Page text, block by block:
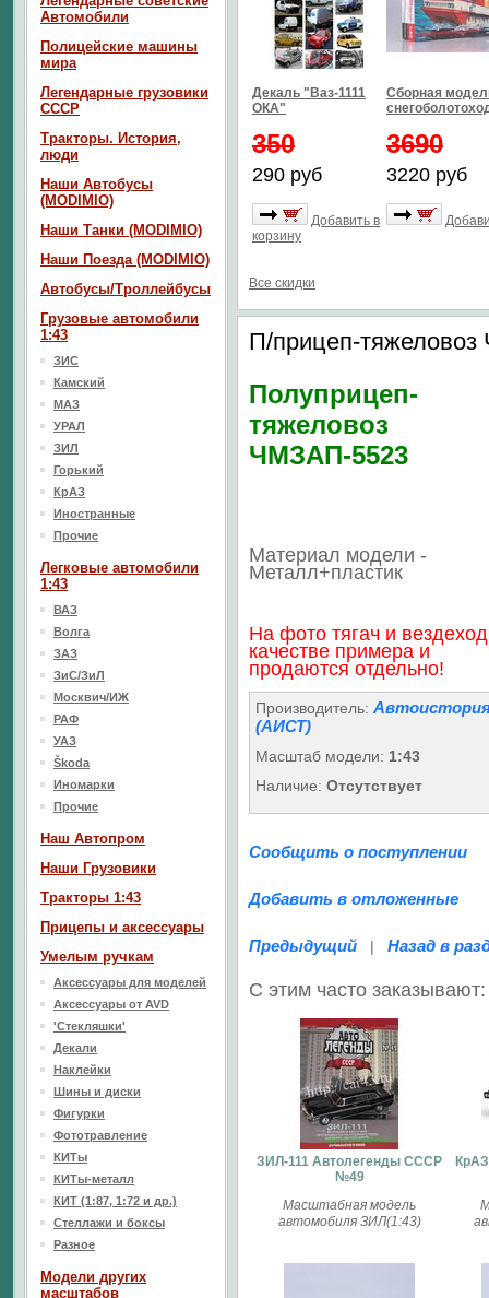
Декаль "Ваз-1111
ОКА"
350
290 руб
Добавить в
корзину
Сборная
3690
3220 руб
Все скидки
П/прицеп-
Полуприцеп-
тяжеловоз
ЧМЗАП-5523
Материал модели -
Металл+пластик
На фото тягач и
качестве примера и
продаются отдельно!
Производитель:
(АИСТ)
Масштаб модели: 1:43
Наличие: Отсутствует
Сообщить о поступлении
Добавить в отложенные
Предыдущий | Назад в
С этим часто заказывают:
ЗИЛ-111 Автолегенды СССР
№49
Масштабная модель
автомобиля ЗИЛ(1:43)
Автомобили
Полицейские машины
мира
Легендарные грузовики
СССР
Тракторы. История,
люди
Наши Автобусы
(MODIMIO)
Наши Танки (MODIMIO)
Наши Поезда (MODIMIO)
Автобусы/Троллейбусы
Грузовые автомобили
1:43
ЗИС
Камский
МАЗ
УРАЛ
ЗИЛ
Горький
КрАЗ
Иностранные
Прочие
Легковые автомобили
1:43
ВАЗ
Волга
ЗАЗ
ЗиС/ЗиЛ
Москвич/ИЖ
РАФ
УАЗ
Škoda
Иномарки
Прочие
Наш Aвтопром
Наши Грузовики
Тракторы 1:43
Прицепы и аксессуары
Умелым ручкам
Аксессуары для моделей
Аксессуары от AVD
'Стекляшки'
Декали
Наклейки
Шины и диски
Фигурки
Фототравление
КИТы
КИТы-металл
КИТ (1:87, 1:72 и др.)
Стеллажи и боксы
Разное
Модели других
масштабов